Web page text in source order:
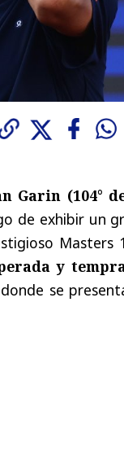
Garin (104°
de exhibir un
Masters
y
se